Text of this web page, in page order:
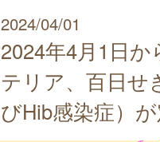
2024/04/01
2024年4月1日
テリア、百日せ
びHib感染症）